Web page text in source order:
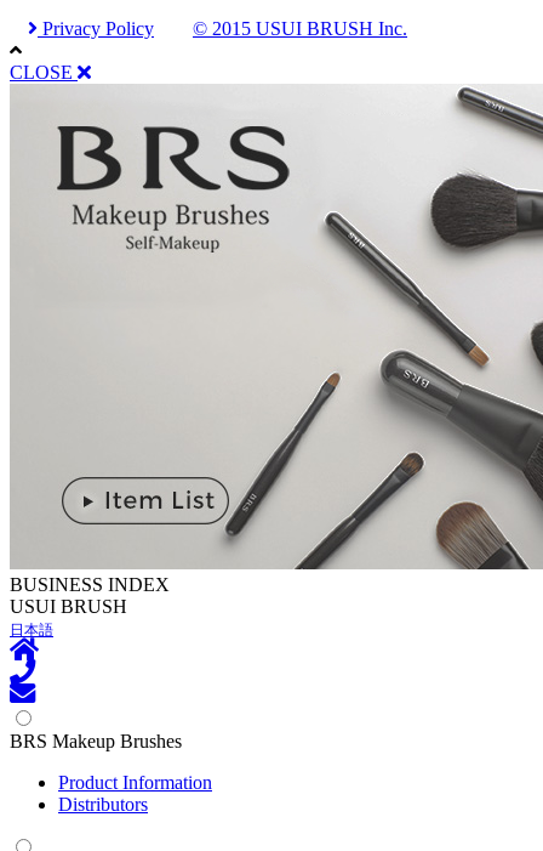
Privacy Policy © 2015 USUI BRUSH Inc.
CLOSE
BUSINESS INDEX
USUI BRUSH
日本語
BRS Makeup Brushes
Product Information
Distributors